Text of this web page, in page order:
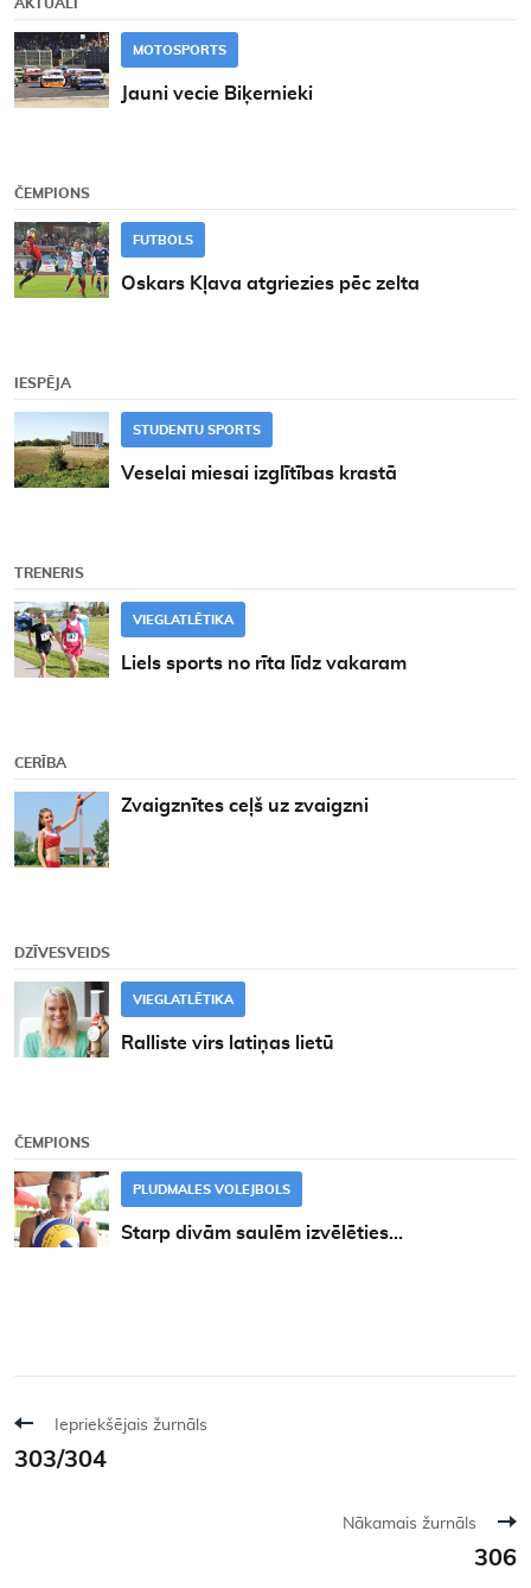
AKTUĀLI
MOTOSPORTS
Jauni vecie Biķernieki
ČEMPIONS
FUTBOLS
Oskars Kļava atgriezies pēc zelta
IESPĒJA
STUDENTU SPORTS
Veselai miesai izglītības krastā
TRENERIS
VIEGLATLĒTIKA
Liels sports no rīta līdz vakaram
CERĪBA
Zvaigznītes ceļš uz zvaigzni
DZĪVESVEIDS
VIEGLATLĒTIKA
Ralliste virs latiņas lietū
ČEMPIONS
PLUDMALES VOLEJBOLS
Starp divām saulēm izvēlēties...
Iepriekšējais žurnāls
303/304
Nākamais žurnāls
306